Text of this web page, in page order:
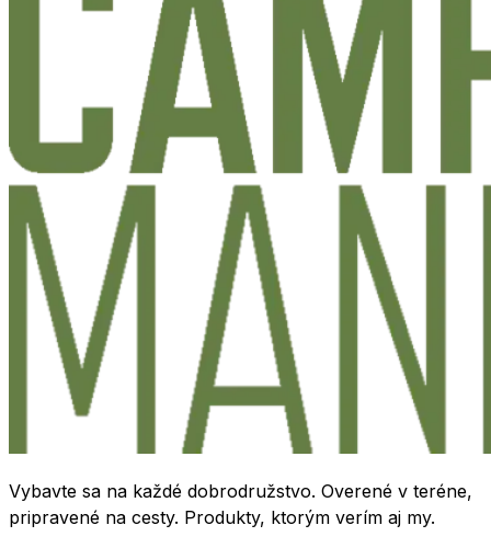
Vybavte sa na každé dobrodružstvo. Overené v teréne,
pripravené na cesty. Produkty, ktorým verím aj my.